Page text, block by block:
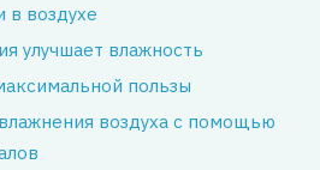
в воздухе
улучшает влажность
пользы
воздуха с помощью